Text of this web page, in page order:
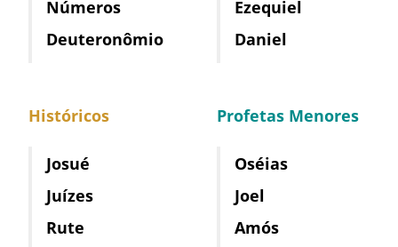
Números
Deuteronômio
Históricos
Josué
Juízes
Rute
Ezequiel
Daniel
Profetas Menores
Oséias
Joel
Amós